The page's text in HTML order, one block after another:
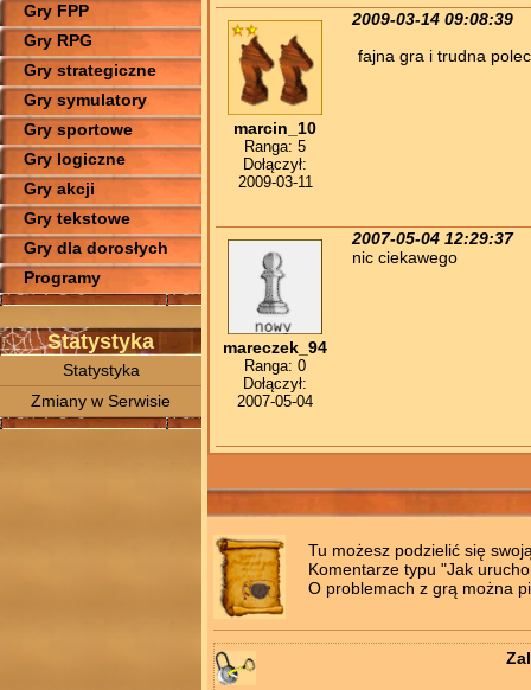
Gry FPP
Gry RPG
Gry strategiczne
Gry symulatory
Gry sportowe
Gry logiczne
Gry akcji
Gry tekstowe
Gry dla dorosłych
Programy
Statystyka
Statystyka
Zmiany w Serwisie
marcin_10
Ranga: 5
Dołączył:
2009-03-11
2009-03-14 09:08:39
fajna gra i trudna
mareczek_94
Ranga: 0
Dołączył:
2007-05-04
2007-05-04 12:29:37
nic ciekawego
Tu możesz podzielić się
Komentarze typu "Jak
O problemach z grą można